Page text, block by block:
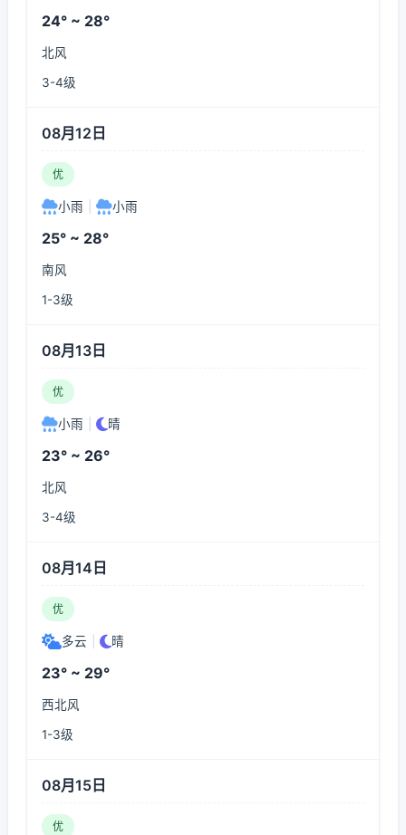
24° ~ 28°
北风
3-4级
08月12日
优
小雨 小雨
25° ~ 28°
南风
1-3级
08月13日
优
小雨 晴
23° ~ 26°
北风
3-4级
08月14日
优
多云 晴
23° ~ 29°
西北风
1-3级
08月15日
优